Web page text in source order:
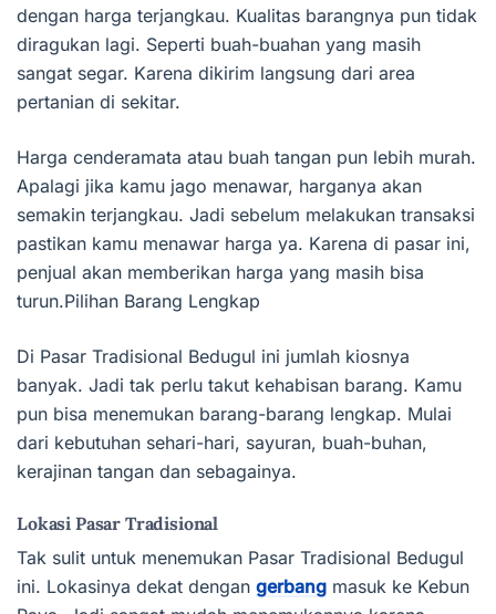
dengan harga terjangkau. Kualitas barangnya pun tidak
diragukan lagi. Seperti buah-buahan yang masih
sangat segar. Karena dikirim langsung dari area
pertanian di sekitar.
Harga cenderamata atau buah tangan pun lebih murah.
Apalagi jika kamu jago menawar, harganya akan
semakin terjangkau. Jadi sebelum melakukan transaksi
pastikan kamu menawar harga ya. Karena di pasar ini,
penjual akan memberikan harga yang masih bisa
turun.Pilihan Barang Lengkap
Di Pasar Tradisional Bedugul ini jumlah kiosnya
banyak. Jadi tak perlu takut kehabisan barang. Kamu
pun bisa menemukan barang-barang lengkap. Mulai
dari kebutuhan sehari-hari, sayuran, buah-buhan,
kerajinan tangan dan sebagainya.
Lokasi Pasar Tradisional
Tak sulit untuk menemukan Pasar Tradisional Bedugul
ini. Lokasinya dekat dengan gerbang masuk ke Kebun